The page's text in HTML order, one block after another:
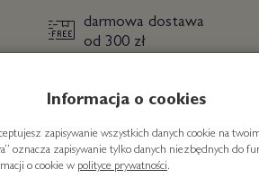
darmowa dostawa
od 300 zł
Informacja o cookies
zapisywanie wszystkich danych cookie na
oznacza zapisywanie tylko danych niezbędnych do
o cookie w polityce prywatności.